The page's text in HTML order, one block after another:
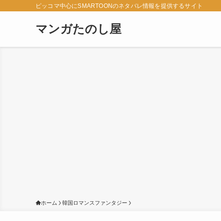
ピッコマ中心にSMARTOONのネタバレ情報を提供するサイト
マンガたのし屋
ホーム 韓国ロマンスファンタジー